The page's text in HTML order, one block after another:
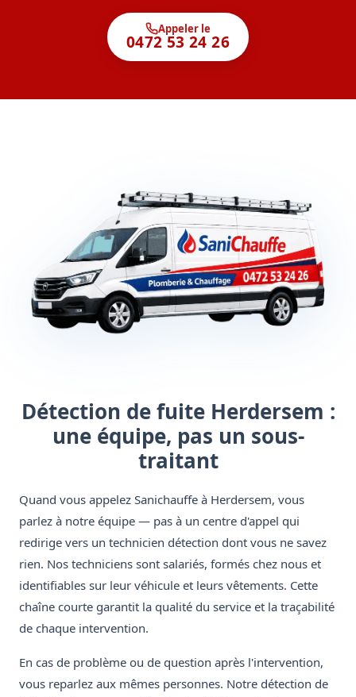
Appeler le
0472 53 24 26
Détection de fuite Herdersem :
une équipe, pas un sous-
traitant
Quand vous appelez Sanichauffe à Herdersem, vous
parlez à notre équipe — pas à un centre d'appel qui
redirige vers un technicien détection dont vous ne savez
rien. Nos techniciens sont salariés, formés chez nous et
identifiables sur leur véhicule et leurs vêtements. Cette
chaîne courte garantit la qualité du service et la traçabilité
de chaque intervention.
En cas de problème ou de question après l'intervention,
vous reparlez aux mêmes personnes. Notre détection de